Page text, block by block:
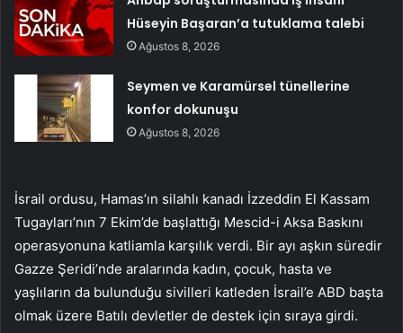
Hüseyin Başaran’a tutuklama talebi
Ağustos 8, 2026
Seymen ve Karamürsel tünellerine
konfor dokunuşu
Ağustos 8, 2026
İsrail ordusu, Hamas’ın silahlı kanadı İzzeddin El Kassam
Tugayları’nın 7 Ekim’de başlattığı Mescid-i Aksa Baskını
operasyonuna katliamla karşılık verdi. Bir ayı aşkın süredir
Gazze Şeridi’nde aralarında kadın, çocuk, hasta ve
yaşlıların da bulunduğu sivilleri katleden İsrail’e ABD başta
olmak üzere Batılı devletler de destek için sıraya girdi.